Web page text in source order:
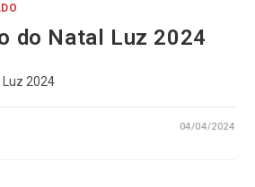
do Natal Luz 2024
2024
04/04/2024